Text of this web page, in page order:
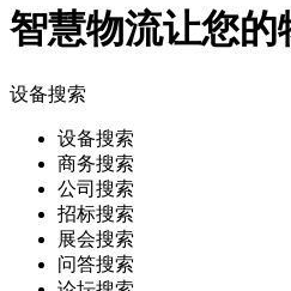
智慧物流让您
设备搜索
设备搜索
商务搜索
公司搜索
招标搜索
展会搜索
问答搜索